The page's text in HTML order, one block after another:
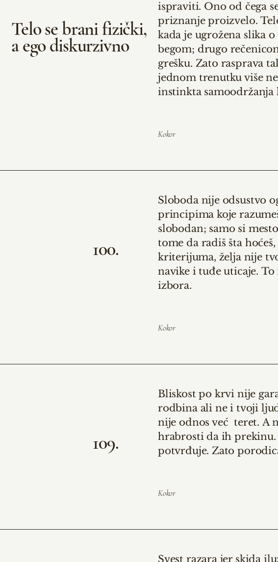
Telo se brani fizički,
a ego diskurzivno
ispraviti. Ono od čega
priznanje proizvelo.
kada je ugrožena slika
begom; drugo
grešku. Zato rasprava
jednom trenutku više
instinkta samoodržanja
Kokor
100.
Sloboda nije odsustvo
principima koje
slobodan; samo si
tome da radiš šta
kriterijuma, želja nije
navike i tuđe uticaje. To
izbora.
Kokor
109.
Bliskost po krvi nije
rodbina ali ne i tvoji
nije odnos već teret. A
hrabrosti da ih prekinu.
potvrđuje. Zato
Kokor
Svest razara jer skida